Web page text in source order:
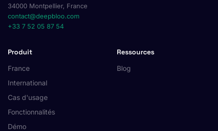
34000 Montpellier, France
contact@deepbloo.com
+33 7 52 05 87 54
Produit
France
International
Cas d'usage
Fonctionnalités
Démo
Ressources
Blog